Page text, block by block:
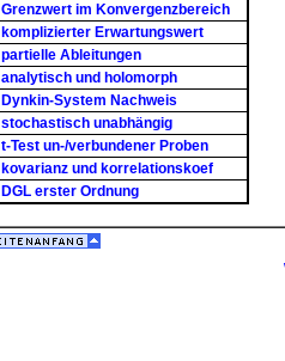
Grenzwert im Konvergenzbereich
komplizierter Erwartungswert
partielle Ableitungen
analytisch und holomorph
Dynkin-System Nachweis
stochastisch unabhängig
t-Test un-/verbundener Proben
kovarianz und korrelationskoef
DGL erster Ordnung